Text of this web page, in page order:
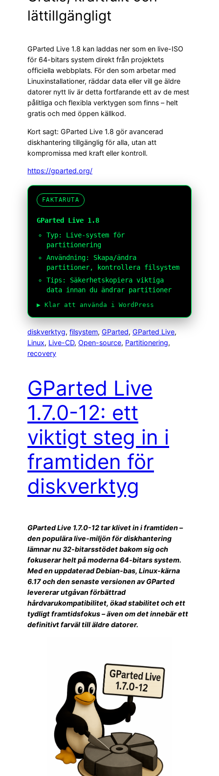
lättillgängligt
GParted Live 1.8 kan laddas ner som en live-ISO
för 64-bitars system direkt från projektets
officiella webbplats. För den som arbetar med
Linuxinstallationer, räddar data eller vill ge äldre
datorer nytt liv är detta fortfarande ett av de mest
pålitliga och flexibla verktygen som finns – helt
gratis och med öppen källkod.
Kort sagt: GParted Live 1.8 gör avancerad
diskhantering tillgänglig för alla, utan att
kompromissa med kraft eller kontroll.
https://gparted.org/
FAKTARUTA
GParted Live 1.8
Typ: Live-system för
partitionering
Användning: Skapa/ändra
partitioner, kontrollera filsystem
Tips: Säkerhetskopiera viktiga
data innan du ändrar partitioner
▶ Klar att använda i WordPress
diskverktyg, filsystem, GParted, GParted Live
Linux, Live-CD, Open-source, Partitionering
recovery
GParted Live
1.7.0-12: ett
viktigt steg in i
framtiden för
diskverktyg
GParted Live 1.7.0-12 tar klivet in i framtiden –
den populära live-miljön för diskhantering
lämnar nu 32-bitarsstödet bakom sig och
fokuserar helt på moderna 64-bitars system.
Med en uppdaterad Debian-bas, Linux-kärna
6.17 och den senaste versionen av GParted
levererar utgåvan förbättrad
hårdvarukompatibilitet, ökad stabilitet och ett
tydligt framtidsfokus – även om det innebär ett
definitivt farväl till äldre datorer.